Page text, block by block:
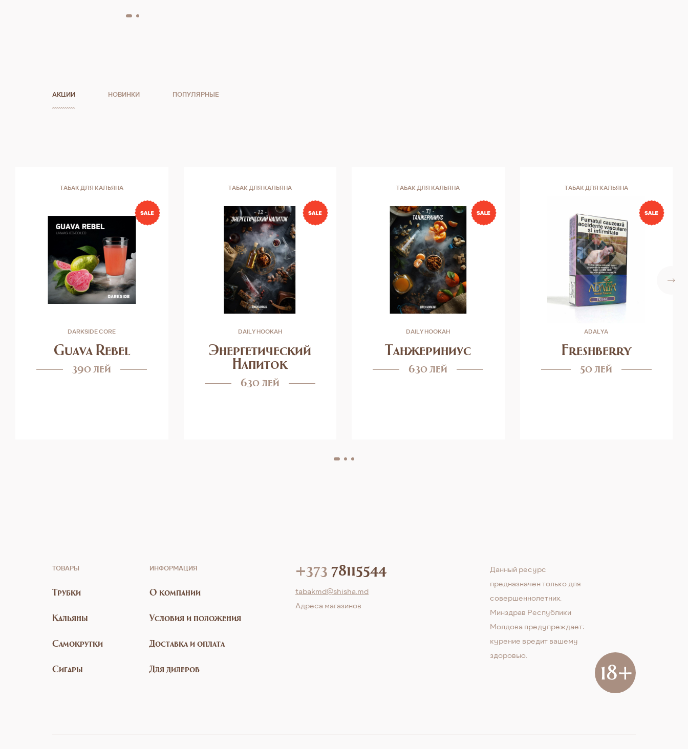
АКЦИИ НОВИНКИ ПОПУЛЯРНЫЕ
ТАБАК ДЛЯ КАЛЬЯНА
DARKSIDE CORE
Guava Rebel
390 лей
ТАБАК ДЛЯ КАЛЬЯНА
DAILY HOOKAH
Энергетический
Напиток
630 лей
ТАБАК ДЛЯ КАЛЬЯНА
DAILY HOOKAH
Танжериниус
630 лей
ТАБАК ДЛЯ КАЛЬЯНА
ADALYA
Freshberry
50 лей
ТОВАРЫ
Трубки
Кальяны
Самокрутки
Сигары
ИНФОРМАЦИЯ
О компании
Условия и положения
Доставка и оплата
Для дилеров
+373 78115544
tabakmd@shisha.md
Aдреса магазинов
Данный ресурс
предназначен только для
совершеннолетних.
Минздрав Республики
Молдова предупреждает:
курение вредит вашему
здоровью.